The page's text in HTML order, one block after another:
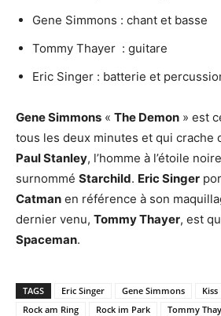
Gene Simmons : chant et basse
Tommy Thayer : guitare
Eric Singer : batterie et
Gene Simmons « The Demon » est
tous les deux minutes et qui crache
Paul Stanley, l’homme à l’étoile
surnommé Starchild. Eric Singer
Catman en référence à son
dernier venu, Tommy Thayer, est
Spaceman.
TAGS Eric Singer Gene Simmons Kiss
Rock am Ring
Rock im Park Tommy